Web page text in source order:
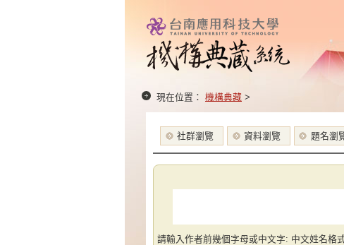
現在位置： 機構典藏 >
社群瀏覽 資料瀏覽 題名瀏
請輸入作者前幾個字母或中文字: 中文姓名格